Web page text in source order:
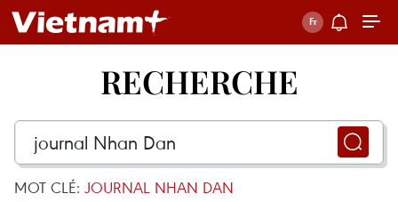
RECHERCHE
MOT CLÉ: JOURNAL NHAN DAN